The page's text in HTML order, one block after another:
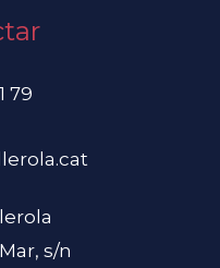
79
s/n